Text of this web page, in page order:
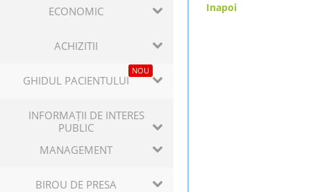
ECONOMIC
ACHIZITII
GHIDUL PACIENTULUI
NOU
INFORMAȚII DE INTERES
PUBLIC
MANAGEMENT
BIROU DE PRESA
Inapoi